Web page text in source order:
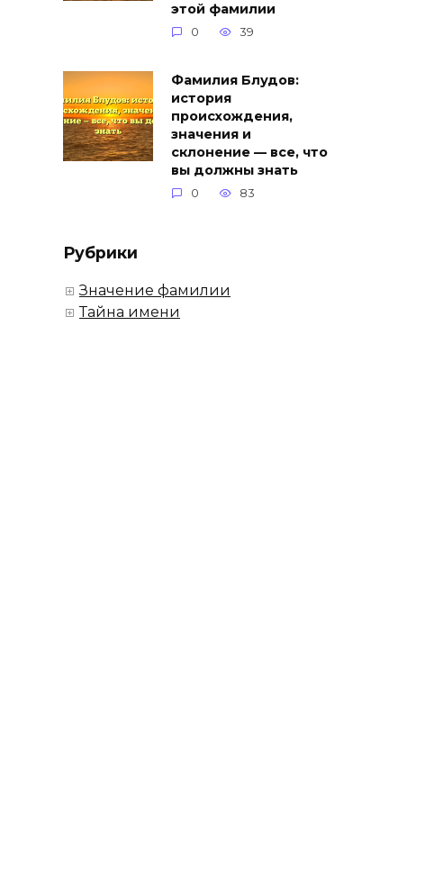
этой фамилии
0 39
Фамилия Блудов:
история
происхождения,
значения и
склонение — все, что
вы должны знать
0 83
Рубрики
Значение фамилии
Тайна имени